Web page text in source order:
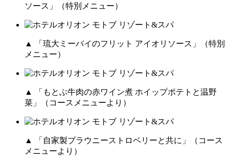
ソース」（特別メニュー）
▲ 「琉大ミーバイのフリット アイオリソース」（特別
メニュー）
▲ 「もとぶ牛肉の赤ワイン煮 ホイップポテトと温野
菜」（コースメニューより）
▲ 「自家製ブラウニーストロベリーと共に」（コース
メニューより）